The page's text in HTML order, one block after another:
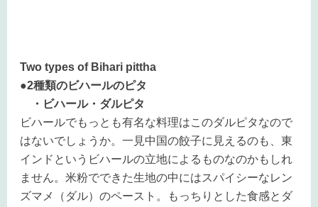
Two types of Bihari pittha
●2種類のビハールのピタ
・ビハール・ダルピタ
ビハールでもっとも有名な料理はこのダルピタなので
はないでしょうか。一見中国の餃子に見えるのも、東
インドというビハールの立地によるものなのかもしれ
ません。米粉でできた生地の中にはスパイシーなレン
ズマメ（ダル）のペースト。もっちりとした食感とダ